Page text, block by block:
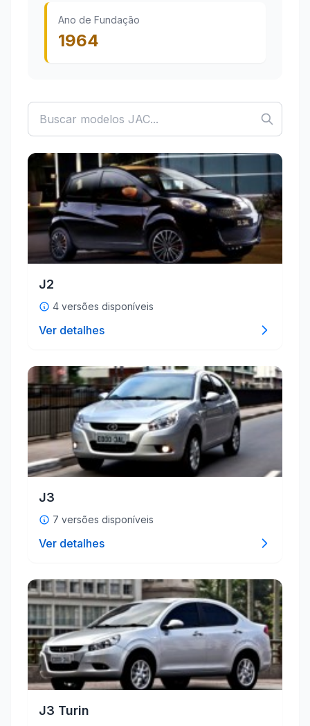
Ano de Fundação
1964
J2
4 versões disponíveis
Ver detalhes
J3
7 versões disponíveis
Ver detalhes
J3 Turin